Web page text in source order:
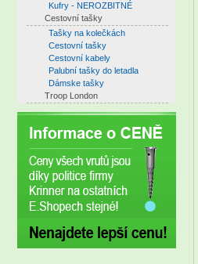
Kufry - NEROZBITNÉ
Cestovní tašky
Tašky na kolečkách
Cestovní tašky
Cestovní kabely
Palubní tašky do letadla
Dámske tašky
Troop London